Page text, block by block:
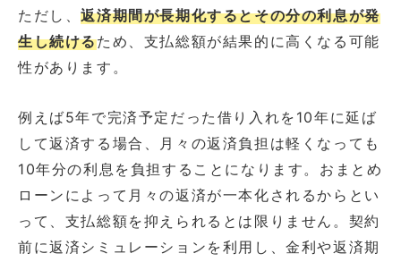
ただし、返済期間が長期化するとその分の利息が発
生し続けるため、支払総額が結果的に高くなる可能
性があります。
例えば5年で完済予定だった借り入れを10年に延ば
して返済する場合、月々の返済負担は軽くなっても
10年分の利息を負担することになります。おまとめ
ローンによって月々の返済が一本化されるからとい
って、支払総額を抑えられるとは限りません。契約
前に返済シミュレーションを利用し、金利や返済期